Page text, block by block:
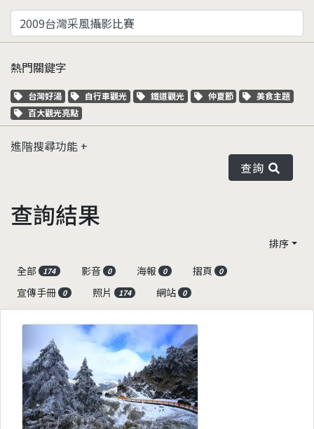
熱門關鍵字
關鍵字標籤
台灣好湯 關鍵字標籤
自行車觀光 關鍵字標籤
鐵道觀光 關鍵字標籤
仲夏節 關鍵字標籤
美食主題
關鍵字標籤
百大觀光亮點
進階搜尋功能
查詢
查詢結果
排序
全部
174 影音 0 海報 0 摺頁 0
宣傳手冊 0 照片 174 網站 0